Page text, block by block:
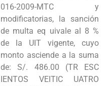
016-2009-MTC y
modificatorias, la sanción
de multa eq uivale al 8 %
de la UIT vigente, cuyo
monto asciende a la suma
de: S/. 486.00 (TR ESC
IENTOS VEITIC UATRO